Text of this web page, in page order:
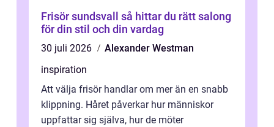
Frisör sundsvall så hittar du rätt salong
för din stil och din vardag
30 juli 2026
Alexander Westman
inspiration
Att välja frisör handlar om mer än en snabb
klippning. Håret påverkar hur människor
uppfattar sig själva, hur de möter